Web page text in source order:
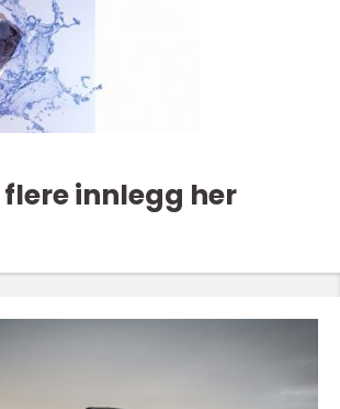
flere innlegg her